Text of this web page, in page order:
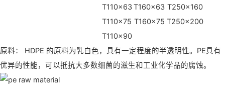
T110×63T160×63 T250×160
T110×75 T160×75 T250×200
T110×90
原料： HDPE 的原料为乳白色，具有一定程度的半透明性。PE具有
优异的性能，可以抵抗大多数细菌的滋生和工业化学品的腐蚀。